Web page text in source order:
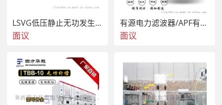
LSVG低压静止无功发生器/低压静止无功发生器
面议
有源电力滤波器/APF有源电力滤波器/无功补偿装置
面议